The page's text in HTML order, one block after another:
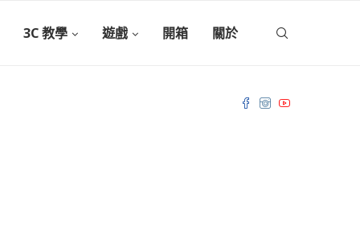
3C 教學 遊戲 開箱 關於